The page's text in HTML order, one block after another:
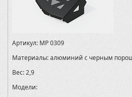
Артикул: MP 0309
Материалы:алюминий с черным
Вес:2,9
Модели: